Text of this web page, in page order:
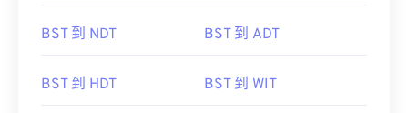
BST 到 NDT BST 到 ADT
BST 到 HDT BST 到 WIT